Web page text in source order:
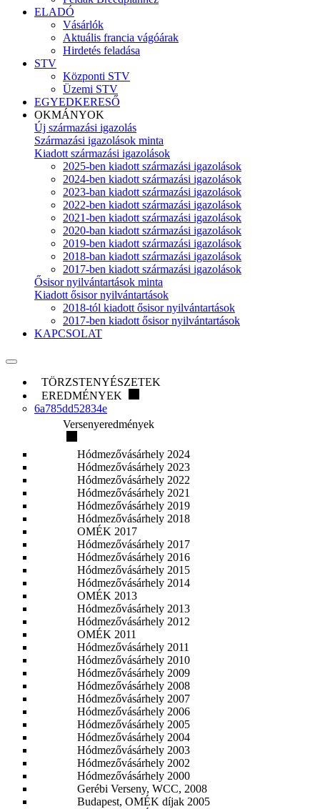
ELADÓ
Vásárlók
Aktuális francia vágóárak
Hirdetés feladása
STV
Központi STV
Üzemi STV
EGYEDKERESŐ
OKMÁNYOK
Új származási igazolás
Származási igazolások minta
Kiadott származási igazolások
2025-ben kiadott származási igazolások
2024-ben kiadott származási igazolások
2023-ban kiadott származási igazolások
2022-ben kiadott származási igazolások
2021-ben kiadott származási igazolások
2020-ban kiadott származási igazolások
2019-ben kiadott származási igazolások
2018-ban kiadott származási igazolások
2017-ben kiadott származási igazolások
Ősisor nyilvántartások minta
Kiadott ősisor nyilvántartások
2018-tól kiadott ősisor nyilvántartások
2017-ben kiadott ősisor nyilvántartások
KAPCSOLAT
TÖRZSTENYÉSZETEK
EREDMÉNYEK
6a785dd52834e
Versenyeredmények
Hódmezővásárhely 2024
Hódmezővásárhely 2023
Hódmezővásárhely 2022
Hódmezővásárhely 2021
Hódmezővásárhely 2019
Hódmezővásárhely 2018
OMÉK 2017
Hódmezővásárhely 2017
Hódmezővásárhely 2016
Hódmezővásárhely 2015
Hódmezővásárhely 2014
OMÉK 2013
Hódmezővásárhely 2013
Hódmezővásárhely 2012
OMÉK 2011
Hódmezővásárhely 2011
Hódmezővásárhely 2010
Hódmezővásárhely 2009
Hódmezővásárhely 2008
Hódmezővásárhely 2007
Hódmezővásárhely 2006
Hódmezővásárhely 2005
Hódmezővásárhely 2004
Hódmezővásárhely 2003
Hódmezővásárhely 2002
Hódmezővásárhely 2000
Gerébi Verseny, WCC, 2008
Budapest, OMÉK díjak 2005